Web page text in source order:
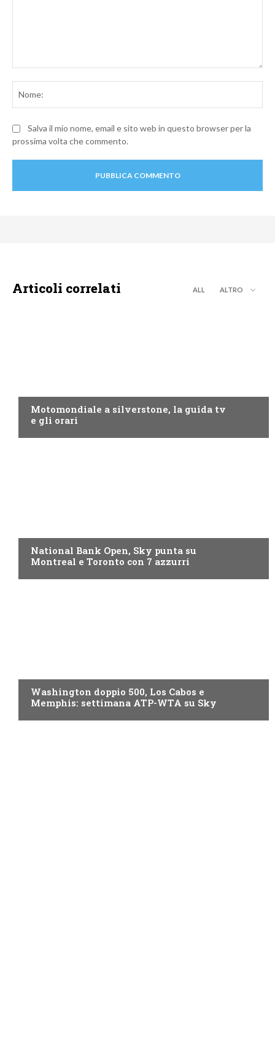
Salva il mio nome, email e sito web in questo browser per la
prossima volta che commento.
Articoli correlati ALL ALTRO
Motomondiale a silverstone, la guida tv
e gli orari
National Bank Open, Sky punta su
Montreal e Toronto con 7 azzurri
Washington doppio 500, Los Cabos e
Memphis: settimana ATP-WTA su Sky